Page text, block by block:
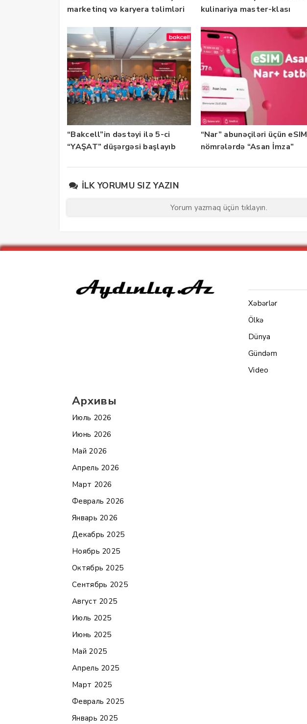
marketinq və karyera təlimləri
kulinariya master-klası
“Bakcell”in dəstəyi ilə 5-ci
“YAŞAT” düşərgəsi başlayıb
“Nar” abunəçiləri üçün eSIM
nömrələrdə “Asan İmza”
İLK YORUMU SIZ YAZIN
Yorum yazmaq üçün tıklayın.
Архивы
Июль 2026
Июнь 2026
Май 2026
Апрель 2026
Март 2026
Февраль 2026
Январь 2026
Декабрь 2025
Ноябрь 2025
Октябрь 2025
Сентябрь 2025
Август 2025
Июль 2025
Июнь 2025
Май 2025
Апрель 2025
Март 2025
Февраль 2025
Январь 2025
Xəbərlər
Ölkə
Dünya
Gündəm
Video